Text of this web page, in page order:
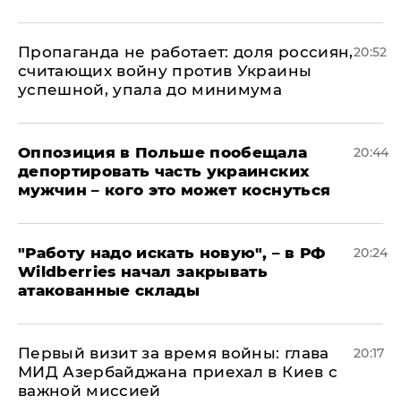
​Пропаганда не работает: доля россиян,
считающих войну против Украины
успешной, упала до минимума
20:52
Оппозиция в Польше пообещала
депортировать часть украинских
мужчин – кого это может коснуться
20:44
"Работу надо искать новую", – в РФ
Wildberries начал закрывать
атакованные склады
20:24
Первый визит за время войны: глава
МИД Азербайджана приехал в Киев с
важной миссией
20:17